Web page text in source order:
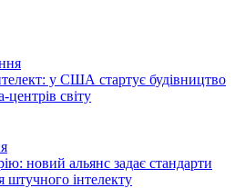
у США стартує будівництво
центрів світу
новий альянс задає стандарти
штучного інтелекту